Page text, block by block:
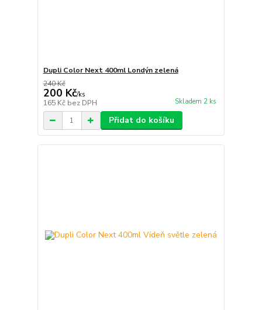
Dupli Color Next 400ml Londýn zelená
240 Kč
200 Kč/ks
165 Kč bez DPH Skladem 2 ks
Přidat do košíku